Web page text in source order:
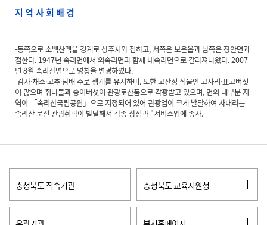
지역사회배경
-동쪽으로소백산맥을 경계로상주시와 접하고, 서쪽은보은읍과 남쪽은장안면과
접한다. 1947년 속리면에서 외속리면과 함께 내속리면으로 갈라져나왔다. 2007
년 8월 속리산면으로 명칭을 변경하였다.
-감자·채소·고추·담배 주로 생계를 유지하며. 또한 고산성 식물인 고사리·표고버섯
이 많으며 취나물과 송이버섯이 관광토산품으로 각광받고 있으며, 면의 대부분 지
역이 「속리산국립공원」으로 지정되어 있어 관광업이 크게 발달하여 사내리는
속리산 문전 관광취락이 발달해서 각종 상점과 "서비스업에 종사.
충청북도 직속기관 충청북도 교육지원청